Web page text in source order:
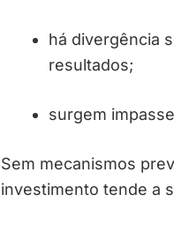
há divergência
resultados;
surgem
Sem mecanismos
investimento tende a